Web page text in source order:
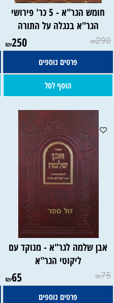
חומש הגר"א - 5 כר' פירושי
הגר"א בנגלה על התורה
₪290
₪250
פרטים נוספים
הוסף לסל
אבן שלמה לגר"א - מנוקד עם
ליקוטי הגר"א
₪75
₪65
פרטים נוספים